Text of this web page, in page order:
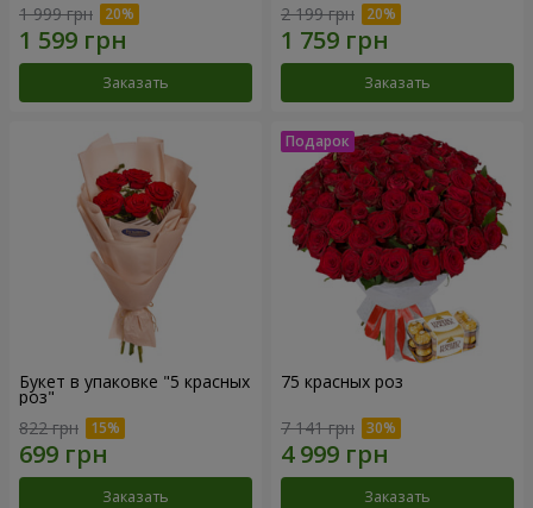
1 999 грн
Заказать
2 199 грн
Заказать
Букет в упаковке "5 красных
роз"
822 грн
Заказать
75 красных роз
7 141 грн
Заказать